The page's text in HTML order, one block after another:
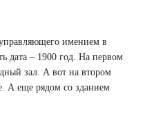
имением в
дата – 1900 год. На первом
зал. А вот на втором
А еще рядом со зданием